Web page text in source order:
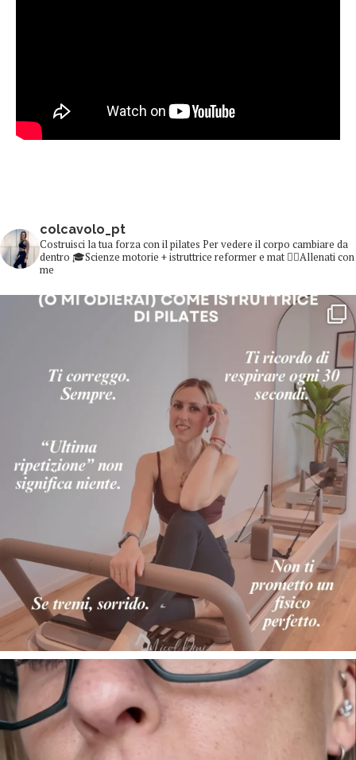
colcavolo_pt
Costruisci la tua forza con il pilates Per vedere il corpo cambiare da
dentro 🎓Scienze motorie + istruttrice reformer e mat 👇🏻Allenati con
me